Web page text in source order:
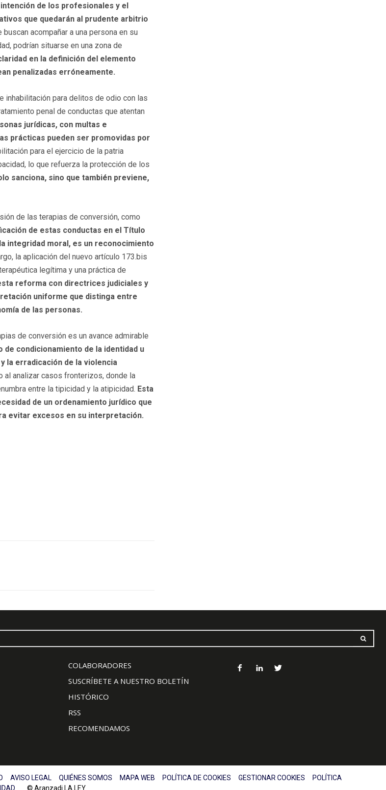
de los profesionales y el
que quedarán al prudente arbitrio
acompañar a una persona en su
podrían situarse en una zona de
en la definición del elemento
penalizadas erróneamente.
inhabilitación para delitos de odio con las
penal de conductas que atentan
jurídicas, con multas e
prácticas pueden ser promovidas por
para el ejercicio de la patria
lo que refuerza la protección de los
sanciona, sino que también previene,
de las terapias de conversión, como
de estas conductas en el Título
integridad moral, es un reconocimiento
la aplicación del nuevo artículo 173.bis
legítima y una práctica de
reforma con directrices judiciales y
uniforme que distinga entre
de las personas.
de conversión es un avance admirable
de condicionamiento de la identidad u
la erradicación de la violencia
al analizar casos fronterizos, donde la
entre la tipicidad y la atipicidad. Esta
de un ordenamiento jurídico que
evitar excesos en su interpretación.
COLABORADORES
SUSCRÍBETE A NUESTRO BOLETÍN
HISTÓRICO
RSS
RECOMENDAMOS
AVISO LEGAL QUIÉNES SOMOS MAPA WEB POLÍTICA DE COOKIES GESTIONAR COOKIES
POLÍTICA
© Aranzadi LA LEY